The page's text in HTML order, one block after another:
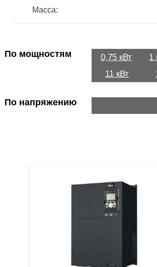
Масса:
По мощностям 0,75 кВт 1
11 кВт
По напряжению